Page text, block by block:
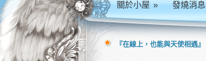
關於小屋» 發燒消息
『在線上，也能與天使相遇』